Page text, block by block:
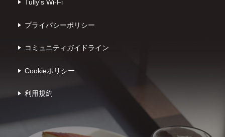
Tully's Wi-Fi
プライバシーポリシー
コミュニティガイドライン
Cookieポリシー
利⽤規約